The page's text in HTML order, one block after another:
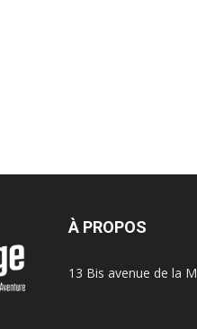
À PROPOS
13 Bis avenue de la